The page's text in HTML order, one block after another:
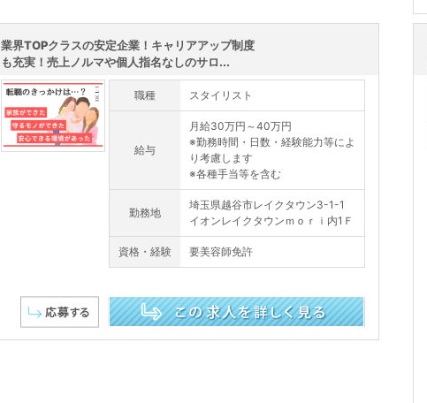
業界TOPクラスの安定企業！キャリアアップ制度
も充実！売上ノルマや個人指名なしのサロ...
職種 スタイリスト
給与
月給30万円～40万円
※勤務時間・日数・経験能力等によ
り考慮します
※各種手当等を含む
勤務地
埼玉県越谷市レイクタウン3-1-1
イオンレイクタウンｍｏｒｉ内1Ｆ
資格・経験 要美容師免許